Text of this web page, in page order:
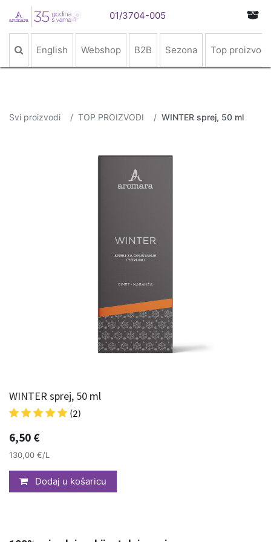
01/3704-005
English Webshop B2B Sezona Top proizvodi
Svi proizvodi TOP PROIZVODI WINTER sprej, 50 ml
WINTER sprej, 50 ml
(2)
6,50 €
130,00 €/L
Dodaj u košaricu